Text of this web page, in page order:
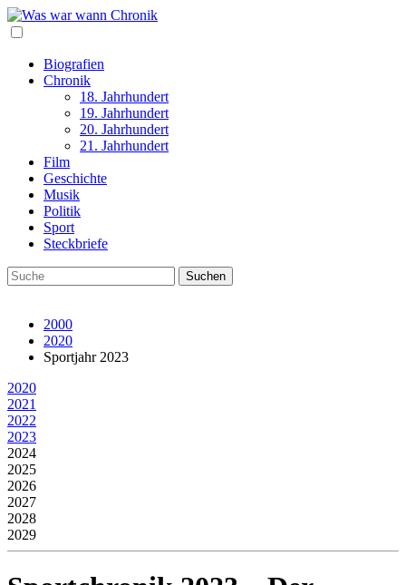
Biografien
Chronik
18. Jahrhundert
19. Jahrhundert
20. Jahrhundert
21. Jahrhundert
Film
Geschichte
Musik
Politik
Sport
Steckbriefe
2000
2020
Sportjahr 2023
2020
2021
2022
2023
2024
2025
2026
2027
2028
2029